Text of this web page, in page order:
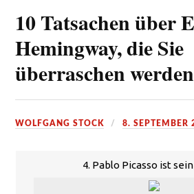
10 Tatsachen über
Hemingway, die Sie
überraschen werden
WOLFGANG STOCK 8. SEPTEMBER
4. Pablo Picasso ist